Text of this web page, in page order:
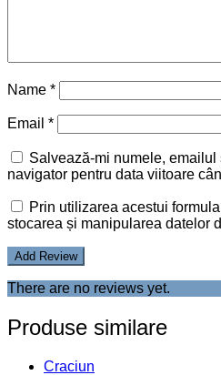
Name *
Email *
Salvează-mi numele,
navigator pentru data viitoare
Prin utilizarea acestui
stocarea și manipularea datelor
There are no reviews yet.
Produse similare
Craciun